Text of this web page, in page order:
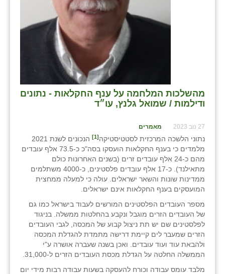
מהשלכות המלחמה על ענף החקלאות - נתונים
ודילמות / שמואל גלנץ, עו״ד
27 נוב 2023 מאמרים
נתוני הלשכה המרכזית לסטטיסטיקה[1]
הנכונים לשנת 2021
מלמדים כי בענף החקלאות הועסקו בסה"כ כ-73.5 אלף עובדים
מהם כ-24 אלף עובדים זרים (בשנים האחרונות כולם
מתאילנד). כ-17 אלף עובדים פלסטינים, כ-4000 משתלמים
ממדינות שונות והשאר ישראלים. עולה כי למעלה ממחצית
המועסקים בענף החקלאות אינם ישראלים.
מספר העובדים הפלסטינים המורשים לעבוד בישראל כמו גם
של העובדים הזרים מוגבל ונקבע בהחלטות ממשלה. בניגוד
לפלסטינים שם יש תת ניצול קבוע של המכסה, לגבי העובדים
הזרים שמעבר לים קיימת דרישה מתמדת להגדלת המכסה
ולהבאת עוד ועוד עובדים. ואכן בשנה שעברה אושרה ע"י
הממשלה החלטה על הגדלת מכסת העובדים הזרים ל-31,000.
מלבד עומס עבודה וכורח להעסקה בשעות עבודה רבות מידי יום